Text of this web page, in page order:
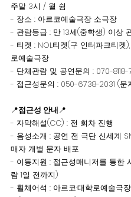
주말 3시 / 월 쉼
- 장소 : 아르코예술극장 소극장
- 관람등급 : 만 13세(중학생) 이상
- 티켓 : NOL티켓(구 인터파크티켓
로예술극장
- 단체관람 및 공연문의 : 070-8118-
- 접근성문의 : 050-6738-2031 (문
📍접근성 안내📍
- 자막해설(CC) : 전 회차 진행
- 음성소개 : 공연 전 극단 신세계
매자 개별 문자 배포
- 이동지원 : 접근성매니저를 통한
람 1일 전까지)
- 휠체어석 : 아르코·대학로예술극